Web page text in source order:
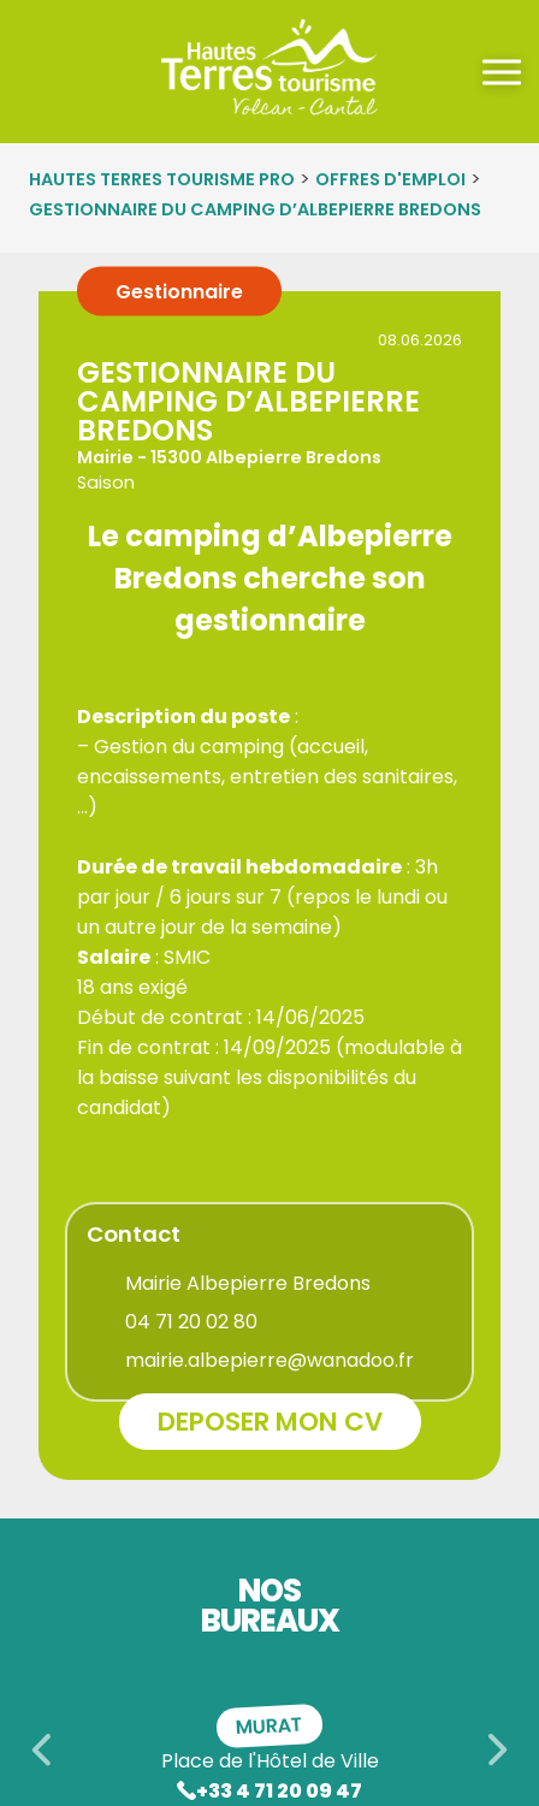
HAUTES TERRES TOURISME PRO > OFFRES D'EMPLOI >
GESTIONNAIRE DU CAMPING D’ALBEPIERRE BREDONS
Gestionnaire
GESTIONNAIRE DU
CAMPING D’ALBEPIERRE
BREDONS
Mairie - 15300 Albepierre Bredons
Saison
Le camping d’Albepierre
Bredons cherche son
gestionnaire
Description du poste:
– Gestion du camping (accueil,
encaissements, entretien des sanitaires,
…)
Durée de travail hebdomadaire: 3h
par jour / 6 jours sur 7 (repos le lundi ou
un autre jour de la semaine)
Salaire: SMIC
18 ans exigé
Début de contrat : 14/06/2025
Fin de contrat : 14/09/2025 (modulable à
la baisse suivant les disponibilités du
candidat)
Contact
Mairie Albepierre Bredons
04 71 20 02 80
mairie.albepierre@wanadoo.fr
DEPOSER MON CV
08.06.2026
NOS
BUREAUX
MURAT
Place de l'Hôtel de Ville
+33 4 71 20 09 47
Panneau de gestion des cookies